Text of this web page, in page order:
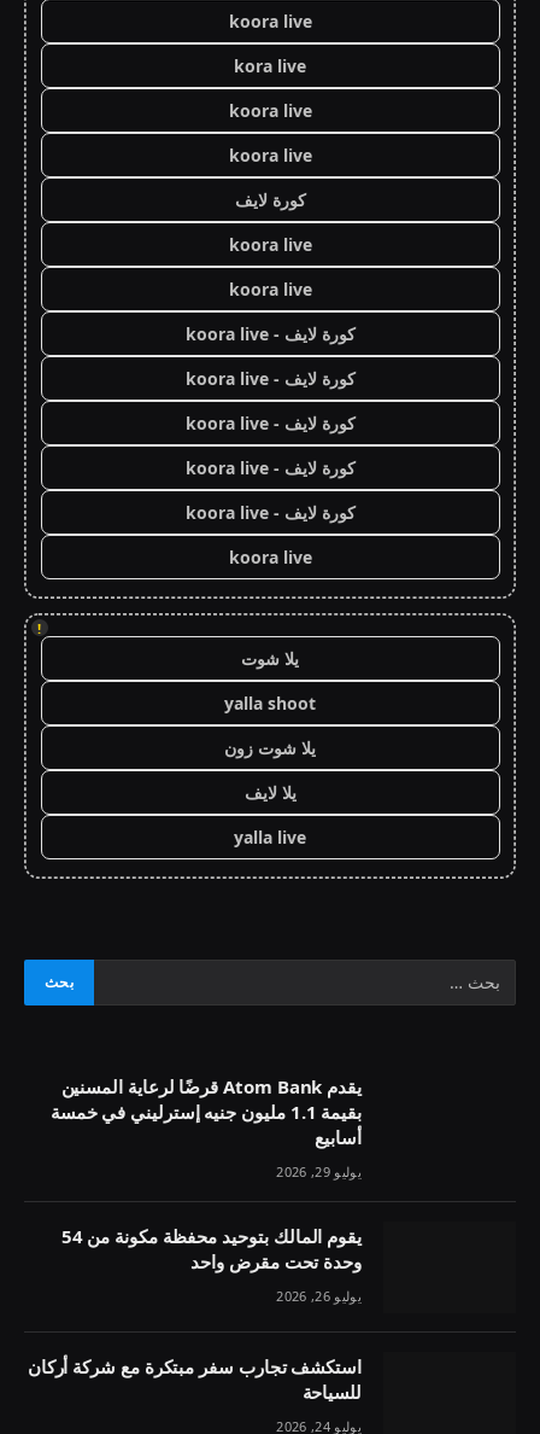
koora live
kora live
koora live
koora live
كورة لايف
koora live
koora live
كورة لايف - koora live
كورة لايف - koora live
كورة لايف - koora live
كورة لايف - koora live
كورة لايف - koora live
koora live
!
يلا شوت
yalla shoot
يلا شوت زون
يلا لايف
yalla live
يقدم Atom Bank قرضًا لرعاية المسنين
بقيمة 1.1 مليون جنيه إسترليني في خمسة
أسابيع
يوليو 29, 2026
يقوم المالك بتوحيد محفظة مكونة من 54
وحدة تحت مقرض واحد
يوليو 26, 2026
استكشف تجارب سفر مبتكرة مع شركة أركان
للسياحة
يوليو 24, 2026